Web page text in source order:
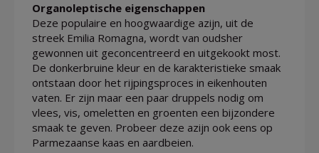
Organoleptische eigenschappen
Deze populaire en hoogwaardige azijn, uit de
streek Emilia Romagna, wordt van oudsher
gewonnen uit geconcentreerd en uitgekookt most.
De donkerbruine kleur en de karakteristieke smaak
ontstaan door het rijpingsproces in eikenhouten
vaten. Er zijn maar een paar druppels nodig om
vlees, vis, omeletten en groenten een bijzondere
smaak te geven. Probeer deze azijn ook eens op
Parmezaanse kaas en aardbeien.